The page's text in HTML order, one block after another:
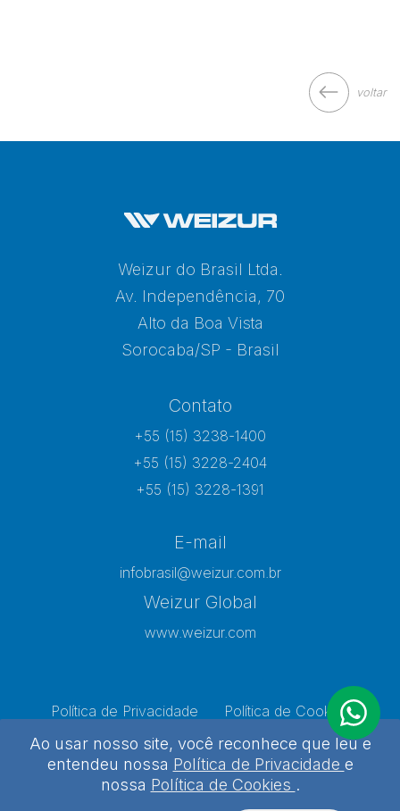
voltar
Weizur do Brasil Ltda.
Av. Independência, 70
Alto da Boa Vista
Sorocaba/SP - Brasil
Contato
+55 (15) 3238-1400
+55 (15) 3228-2404
+55 (15) 3228-1391
E-mail
infobrasil@weizur.com.br
Weizur Global
www.weizur.com
Política de Privacidade
Política de Cookies
Preferências de Cookies
Weizur 2026 - Todos os direitos reservados
Ao usar nosso site, você reconhece que leu e
entendeu nossa Política de Privacidade e
nossa Política de Cookies .